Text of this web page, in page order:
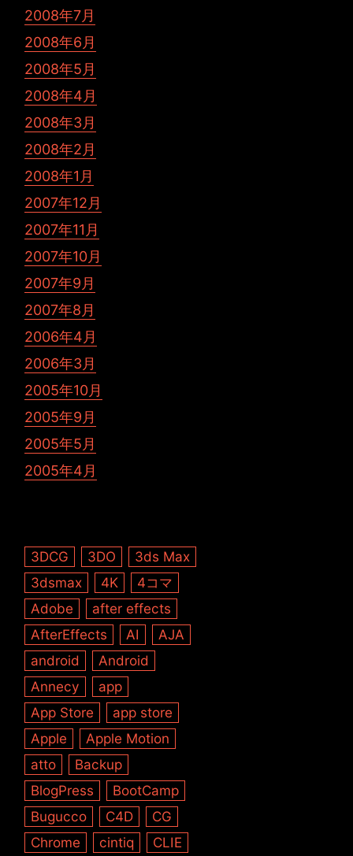
2008年7月
2008年6月
2008年5月
2008年4月
2008年3月
2008年2月
2008年1月
2007年12月
2007年11月
2007年10月
2007年9月
2007年8月
2006年4月
2006年3月
2005年10月
2005年9月
2005年5月
2005年4月
3DCG 3DO
3ds Max
3dsmax
4K
4コマ
Adobe
after effects
AfterEffects
AI
AJA
android
Android
Annecy
app
App Store
app store
Apple
Apple Motion
atto
Backup
BlogPress
BootCamp
Bugucco
C4D
CG
Chrome
cintiq
CLIE